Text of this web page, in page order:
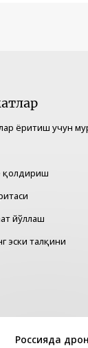
Россияда
ёритиш учун
йўллаш
эски талқини